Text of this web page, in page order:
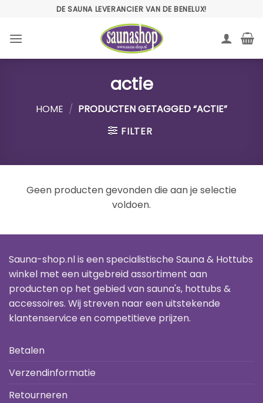
inhoud
DE SAUNA LEVERANCIER VAN DE BENELUX!
actie
HOME / PRODUCTEN GETAGGED “ACTIE”
FILTER
Geen producten gevonden die aan je selectie
voldoen.
Sauna-shop.nl is een specialistische Sauna & Hottubs
winkel met een uitgebreid assortiment aan
producten op het gebied van sauna's, hottubs &
accessoires. Wij streven naar een uitstekende
klantenservice en competitieve prijzen.
Betalen
Verzendinformatie
Retourneren